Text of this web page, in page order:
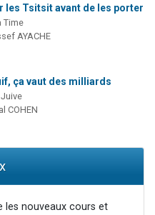
les Tsitsit avant de les porter
Time
AYACHE
ça vaut des milliards
COHEN
les nouveaux cours et